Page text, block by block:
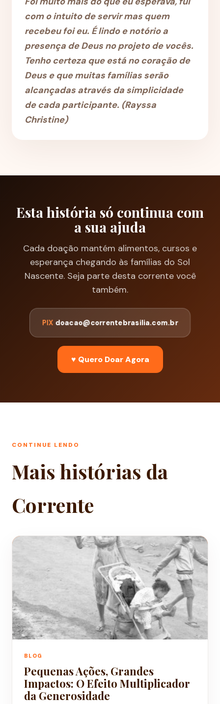
com o intuito de servir mas quem
recebeu foi eu. É lindo e notório a
presença de Deus no projeto de vocês.
Tenho certeza que está no coração de
Deus e que muitas famílias serão
alcançadas através da simplicidade
de cada participante. (Rayssa
Christine)
Esta história só continua com
a sua ajuda
Cada doação mantém alimentos, cursos e
esperança chegando às famílias do Sol
Nascente. Seja parte desta corrente você
também.
PIX doacao@correntebrasilia.com.br
♥ Quero Doar Agora
CONTINUE LENDO
Mais histórias da
Corrente
BLOG
Pequenas Ações, Grandes
Impactos: O Efeito Multiplicador
da Generosidade